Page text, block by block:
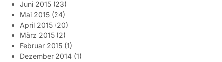
Juni 2015 (23)
Mai 2015 (24)
April 2015 (20)
März 2015 (2)
Februar 2015 (1)
Dezember 2014 (1)